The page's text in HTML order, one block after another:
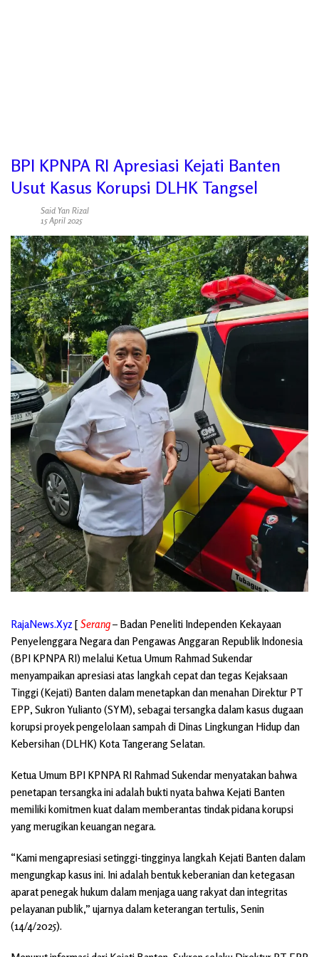
BPI KPNPA RI Apresiasi Kejati Banten
Usut Kasus Korupsi DLHK Tangsel
Said Yan Rizal
15 April 2025
RajaNews.Xyz[ Serang– Badan Peneliti Independen Kekayaan
Penyelenggara Negara dan Pengawas Anggaran Republik Indonesia
(BPI KPNPA RI) melalui Ketua Umum Rahmad Sukendar
menyampaikan apresiasi atas langkah cepat dan tegas Kejaksaan
Tinggi (Kejati) Banten dalam menetapkan dan menahan Direktur PT
EPP, Sukron Yulianto (SYM), sebagai tersangka dalam kasus dugaan
korupsi proyek pengelolaan sampah di Dinas Lingkungan Hidup dan
Kebersihan (DLHK) Kota Tangerang Selatan.
Ketua Umum BPI KPNPA RI Rahmad Sukendar menyatakan bahwa
penetapan tersangka ini adalah bukti nyata bahwa Kejati Banten
memiliki komitmen kuat dalam memberantas tindak pidana korupsi
yang merugikan keuangan negara.
“Kami mengapresiasi setinggi-tingginya langkah Kejati Banten dalam
mengungkap kasus ini. Ini adalah bentuk keberanian dan ketegasan
aparat penegak hukum dalam menjaga uang rakyat dan integritas
pelayanan publik,” ujarnya dalam keterangan tertulis, Senin
(14/4/2025).